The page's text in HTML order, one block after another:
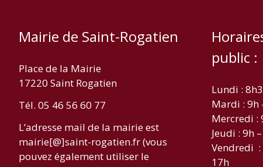
Mairie de Saint-Rogatien
Place de la Mairie
17220 Saint Rogatien
Tél. 05 46 56 60 77
L’adresse mail de la mairie est
mairie[@]saint-rogatien.fr (vous
pouvez également utiliser le
public :
Lundi :
Mardi : 9h
Mercredi :
Jeudi : 9h
Vendredi :
17h